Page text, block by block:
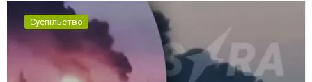
Суспільство